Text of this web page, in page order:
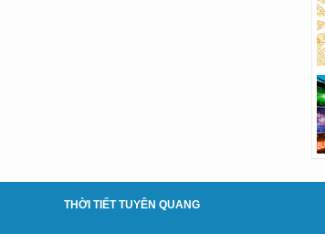
THỜI TIẾT TUYÊN QUANG